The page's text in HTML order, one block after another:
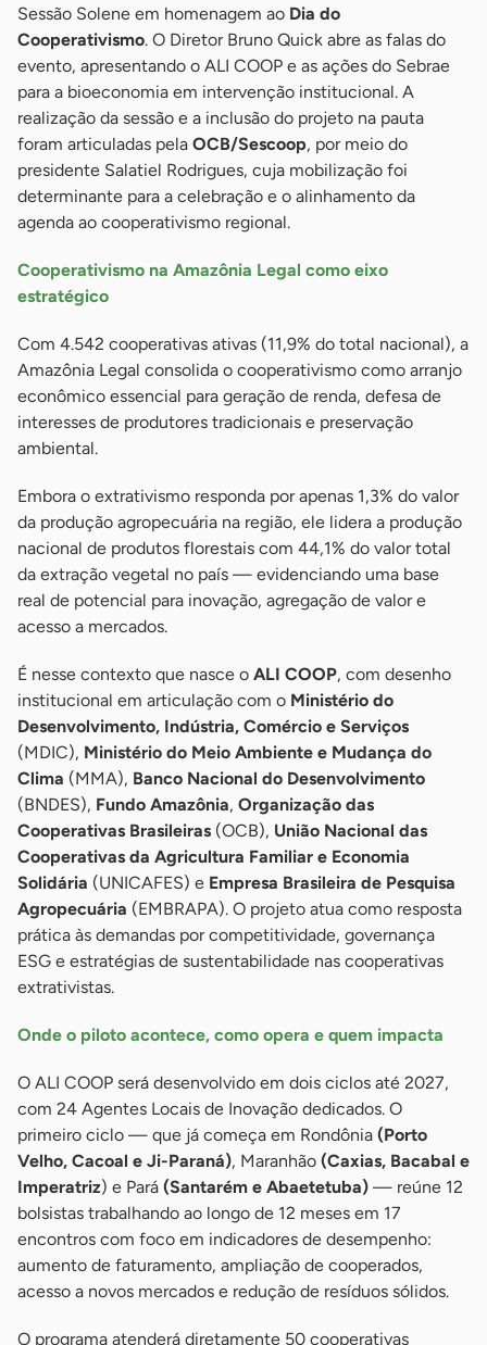
Sessão Solene em homenagem ao Dia do
Cooperativismo. O Diretor Bruno Quick abre as falas do
evento, apresentando o ALI COOP e as ações do Sebrae
para a bioeconomia em intervenção institucional. A
realização da sessão e a inclusão do projeto na pauta
foram articuladas pela OCB/Sescoop, por meio do
presidente Salatiel Rodrigues, cuja mobilização foi
determinante para a celebração e o alinhamento da
agenda ao cooperativismo regional.
Cooperativismo na Amazônia Legal como eixo
estratégico
Com 4.542 cooperativas ativas (11,9% do total nacional), a
Amazônia Legal consolida o cooperativismo como arranjo
econômico essencial para geração de renda, defesa de
interesses de produtores tradicionais e preservação
ambiental.
Embora o extrativismo responda por apenas 1,3% do valor
da produção agropecuária na região, ele lidera a produção
nacional de produtos florestais com 44,1% do valor total
da extração vegetal no país — evidenciando uma base
real de potencial para inovação, agregação de valor e
acesso a mercados.
É nesse contexto que nasce o ALI COOP, com desenho
institucional em articulação com o Ministério do
Desenvolvimento, Indústria, Comércio e Serviços
(MDIC), Ministério do Meio Ambiente e Mudança do
Clima (MMA), Banco Nacional do Desenvolvimento
(BNDES), Fundo Amazônia, Organização das
Cooperativas Brasileiras (OCB), União Nacional das
Cooperativas da Agricultura Familiar e Economia
Solidária (UNICAFES) e Empresa Brasileira de Pesquisa
Agropecuária (EMBRAPA). O projeto atua como resposta
prática às demandas por competitividade, governança
ESG e estratégias de sustentabilidade nas cooperativas
extrativistas.
Onde o piloto acontece, como opera e quem impacta
O ALI COOP será desenvolvido em dois ciclos até 2027,
com 24 Agentes Locais de Inovação dedicados. O
primeiro ciclo — que já começa em Rondônia (Porto
Velho, Cacoal e Ji-Paraná), Maranhão (Caxias, Bacabal e
Imperatriz) e Pará (Santarém e Abaetetuba) — reúne 12
bolsistas trabalhando ao longo de 12 meses em 17
encontros com foco em indicadores de desempenho:
aumento de faturamento, ampliação de cooperados,
acesso a novos mercados e redução de resíduos sólidos.
O programa atenderá diretamente 50 cooperativas